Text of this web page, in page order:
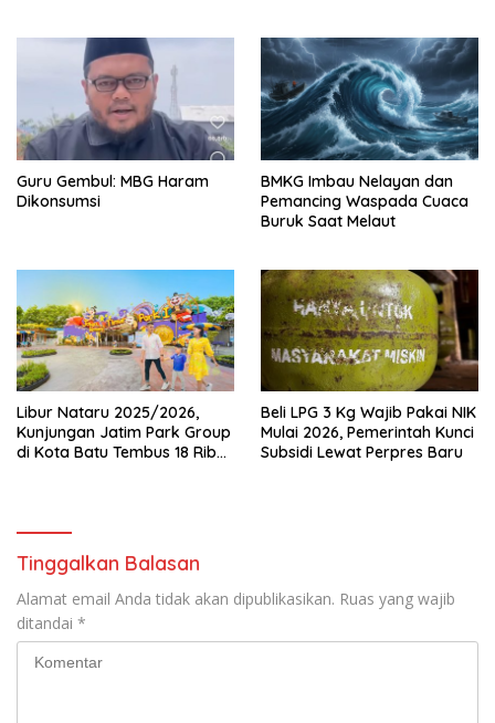
Guru Gembul: MBG Haram
Dikonsumsi
BMKG Imbau Nelayan dan
Pemancing Waspada Cuaca
Buruk Saat Melaut
Libur Nataru 2025/2026,
Kunjungan Jatim Park Group
di Kota Batu Tembus 18 Ribu
Beli LPG 3 Kg Wajib Pakai NIK
Mulai 2026, Pemerintah Kunci
Subsidi Lewat Perpres Baru
Tinggalkan Balasan
Alamat email Anda tidak akan dipublikasikan. Ruas yang wajib
ditandai *